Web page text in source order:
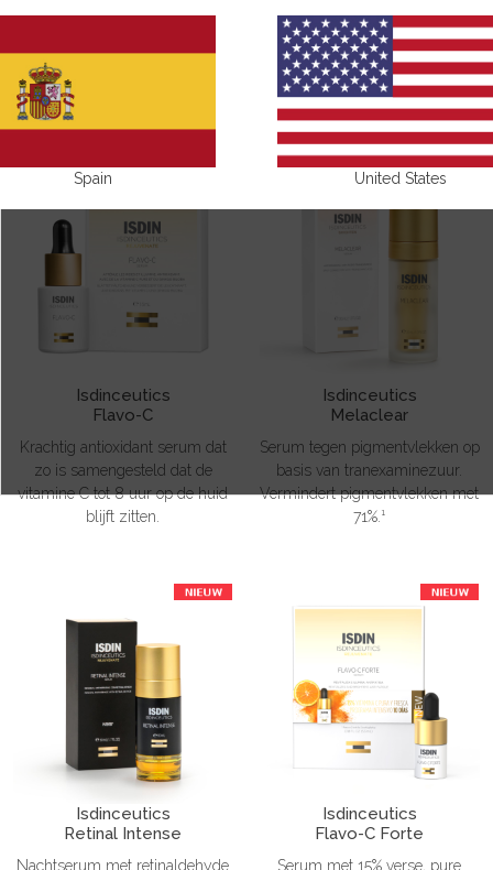
Isdinceutics
Flavo-C
Krachtig antioxidant serum dat
zo is samengesteld dat de
vitamine C tot 8 uur op de huid
blijft zitten.
Isdinceutics
Melaclear
Serum tegen pigmentvlekken op
basis van tranexaminezuur.
Vermindert pigmentvlekken met
71%.¹
Isdinceutics
Retinal Intense
Nachtserum met retinaldehyde
Isdinceutics
Flavo-C Forte
Serum met 15% verse, pure
Spain United States